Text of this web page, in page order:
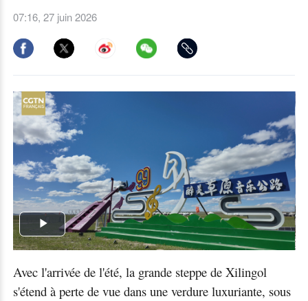
07:16, 27 juin 2026
Play
Avec l'arrivée de l'été, la grande steppe de Xilingol
s'étend à perte de vue dans une verdure luxuriante, sous